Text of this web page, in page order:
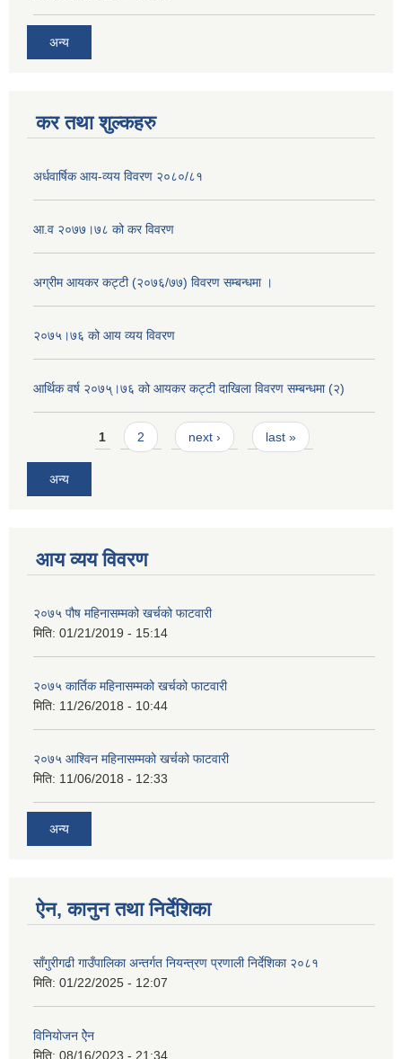
अन्य
कर तथा शुल्कहरु
अर्धवार्षिक आय-व्यय विवरण २०८०/८१
आ.व २०७७।७८ को कर विवरण
अग्रीम आयकर कट्टी (२०७६/७७) विवरण सम्बन्धमा ।
२०७५।७६ को आय व्यय विवरण
आर्थिक वर्ष २०७५्।७६ को आयकर कट्टी दाखिला विवरण सम्बन्धमा (२)
Pages1 2 next › last »
अन्य
आय व्यय विवरण
२०७५ पौष महिनासम्मको खर्चको फाटवारी
मिति: 01/21/2019 - 15:14
२०७५ कार्तिक महिनासम्मको खर्चको फाटवारी
मिति: 11/26/2018 - 10:44
२०७५ आश्विन महिनासम्मको खर्चको फाटवारी
मिति: 11/06/2018 - 12:33
अन्य
ऐन, कानुन तथा निर्देशिका
साँगुरीगढी गाउँपालिका अन्तर्गत नियन्त्रण प्रणाली निर्देशिका २०८१
मिति: 01/22/2025 - 12:07
विनियोजन ऐेन
मिति: 08/16/2023 - 21:34